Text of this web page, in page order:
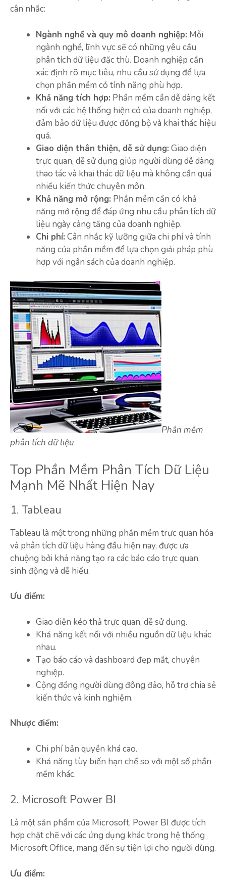
cân nhắc:
Ngành nghề và quy mô doanh nghiệp: Mỗi
ngành nghề, lĩnh vực sẽ có những yêu cầu
phân tích dữ liệu đặc thù. Doanh nghiệp cần
xác định rõ mục tiêu, nhu cầu sử dụng để lựa
chọn phần mềm có tính năng phù hợp.
Khả năng tích hợp: Phần mềm cần dễ dàng kết
nối với các hệ thống hiện có của doanh nghiệp,
đảm bảo dữ liệu được đồng bộ và khai thác hiệu
quả.
Giao diện thân thiện, dễ sử dụng: Giao diện
trực quan, dễ sử dụng giúp người dùng dễ dàng
thao tác và khai thác dữ liệu mà không cần quá
nhiều kiến thức chuyên môn.
Khả năng mở rộng: Phần mềm cần có khả
năng mở rộng để đáp ứng nhu cầu phân tích dữ
liệu ngày càng tăng của doanh nghiệp.
Chi phí: Cân nhắc kỹ lưỡng giữa chi phí và tính
năng của phần mềm để lựa chọn giải pháp phù
hợp với ngân sách của doanh nghiệp.
Phần mềm
phân tích dữ liệu
Top Phần Mềm Phân Tích Dữ Liệu
Mạnh Mẽ Nhất Hiện Nay
1. Tableau
Tableau là một trong những phần mềm trực quan hóa
và phân tích dữ liệu hàng đầu hiện nay, được ưa
chuộng bởi khả năng tạo ra các báo cáo trực quan,
sinh động và dễ hiểu.
Ưu điểm:
Giao diện kéo thả trực quan, dễ sử dụng.
Khả năng kết nối với nhiều nguồn dữ liệu khác
nhau.
Tạo báo cáo và dashboard đẹp mắt, chuyên
nghiệp.
Cộng đồng người dùng đông đảo, hỗ trợ chia sẻ
kiến thức và kinh nghiệm.
Nhược điểm:
Chi phí bản quyền khá cao.
Khả năng tùy biến hạn chế so với một số phần
mềm khác.
2. Microsoft Power BI
Là một sản phẩm của Microsoft, Power BI được tích
hợp chặt chẽ với các ứng dụng khác trong hệ thống
Microsoft Office, mang đến sự tiện lợi cho người dùng.
Ưu điểm: